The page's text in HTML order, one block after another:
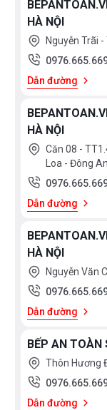
HÀ NỘI
Nguyễn Trãi
Dẫn đường
HÀ NỘI
Căn 08 -
Loa - Đông
Dẫn đường
HÀ NỘI
Nguyễn Văn
Dẫn đường
BẾP AN TOÀN
Thôn Hương
Dẫn đường